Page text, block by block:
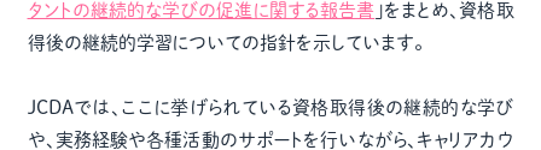
タントの継続的な学びの促進に関する報告書 」をまとめ、資格取
得後の継続的学習についての指針を示しています。
JCDAでは、ここに挙げられている資格取得後の継続的な学び
や、実務経験や各種活動のサポートを行いながら、キャリアカウ